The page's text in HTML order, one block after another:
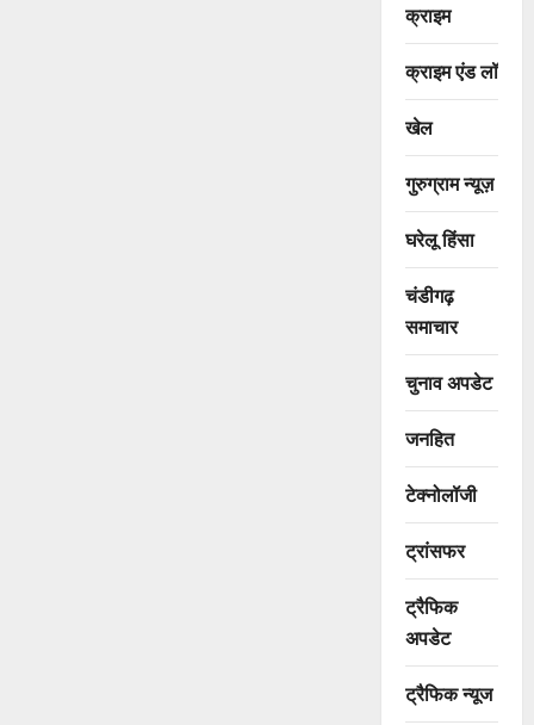
क्राइम
क्राइम एंड लॉ
खेल
गुरुग्राम न्यूज़
घरेलू हिंसा
चंडीगढ़
समाचार
चुनाव अपडेट
जनहित
टेक्नोलॉजी
ट्रांसफर
ट्रैफिक
अपडेट
ट्रैफिक न्यूज